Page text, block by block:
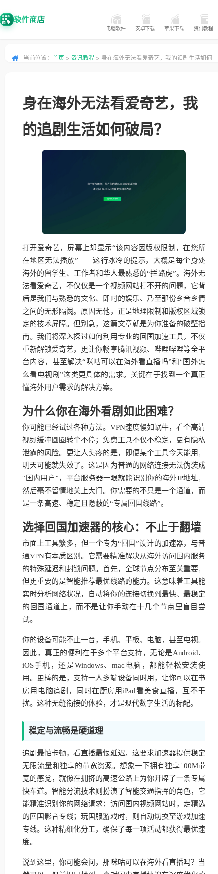
软件商店
电脑软件 安卓下载 苹果下载 资讯教程
当前位置： 首页 > 资讯教程 > 身在海外无法看爱奇艺，我的追剧生活如何
身在海外无法看爱奇艺，我
的追剧生活如何破局？
打开爱奇艺，屏幕上却显示“该内容因版权限制，在您所
在地区无法播放”——这行冰冷的提示，大概是每个身处
海外的留学生、工作者和华人最熟悉的“拦路虎”。海外无
法看爱奇艺，不仅仅是一个视频网站打不开的问题，它背
后是我们与熟悉的文化、即时的娱乐、乃至那份乡音乡情
之间的无形隔阂。原因无他，正是地理限制和版权区域锁
定的技术屏障。但别急，这篇文章就是为你准备的破壁指
南。我们将深入探讨如何利用专业的回国加速工具，不仅
重新解锁爱奇艺，更让你畅享腾讯视频、哔哩哔哩等全平
台内容，甚至解决“咪咕可以在海外看直播吗”和“国外怎
么看电视剧”这类更具体的需求。关键在于找到一个真正
懂海外用户需求的解决方案。
为什么你在海外看剧如此困难？
你可能已经试过各种方法。VPN速度慢如蜗牛，看个高清
视频缓冲圆圈转个不停；免费工具不仅不稳定，更有隐私
泄露的风险。更让人头疼的是，即便某个工具今天能用，
明天可能就失效了。这是因为普通的网络连接无法伪装成
“国内用户”，平台服务器一眼就能识别你的海外IP地址，
然后毫不留情地关上大门。你需要的不只是一个通道，而
是一条高速、稳定且隐蔽的“专属回国线路”。
选择回国加速器的核心：不止于翻墙
市面上工具繁多，但一个专为“回国”设计的加速器，与普
通VPN有本质区别。它需要精准解决从海外访问国内服务
的特殊延迟和封锁问题。首先，全球节点分布至关重要，
但更重要的是智能推荐最优线路的能力。这意味着工具能
实时分析网络状况，自动将你的连接切换到最快、最稳定
的回国通道上，而不是让你手动在十几个节点里盲目尝
试。
你的设备可能不止一台，手机、平板、电脑，甚至电视。
因此，真正的便利在于多个平台支持，无论是Android、
iOS手机，还是Windows、mac电脑，都能轻松安装使
用。更棒的是，支持一人多端设备同时用，让你可以在书
房用电脑追剧，同时在厨房用iPad看美食直播，互不干
扰。这种无缝衔接的体验，才是现代数字生活的标配。
稳定与流畅是硬道理
追剧最怕卡顿，看直播最恨延迟。这要求加速器提供稳定
无限流量和独享的带宽资源。想象一下拥有独享100M带
宽的感觉，就像在拥挤的高速公路上为你开辟了一条专属
快车道。智能分流技术则扮演了智能交通指挥的角色，它
能精准识别你的网络请求：访问国内视频网站时，走精选
的回国影音专线；玩国服游戏时，则自动切换至游戏加速
专线。这种精细化分工，确保了每一项活动都获得最优速
度。
说到这里，你可能会问，那咪咕可以在海外看直播吗？当